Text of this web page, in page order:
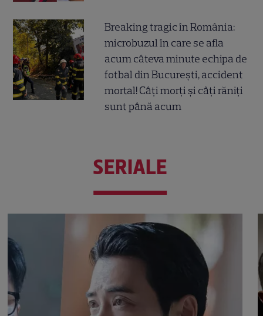
Breaking tragic în România:
microbuzul în care se afla
acum câteva minute echipa de
fotbal din București, accident
mortal! Câți morți și câți răniți
sunt până acum
SERIALE